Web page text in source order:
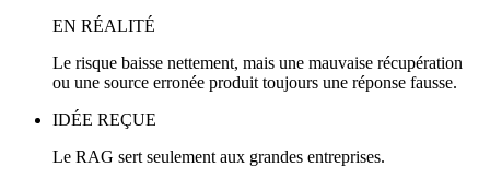
EN RÉALITÉ
Le risque baisse nettement, mais une mauvaise récupération
ou une source erronée produit toujours une réponse fausse.
IDÉE REÇUE
Le RAG sert seulement aux grandes entreprises.